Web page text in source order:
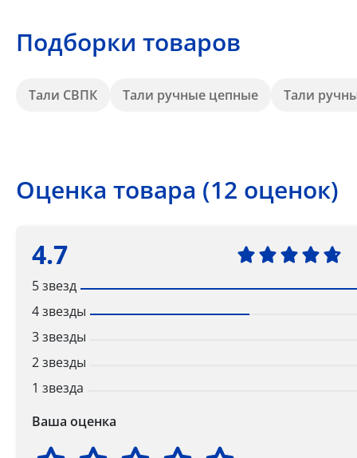
Подборки товаров
Тали СВПК Тали ручные цепные Тали
Оценка товара (12 оценок)
4.7
5 звезд
4 звезды
3 звезды
2 звезды
1 звезда
Ваша оценка